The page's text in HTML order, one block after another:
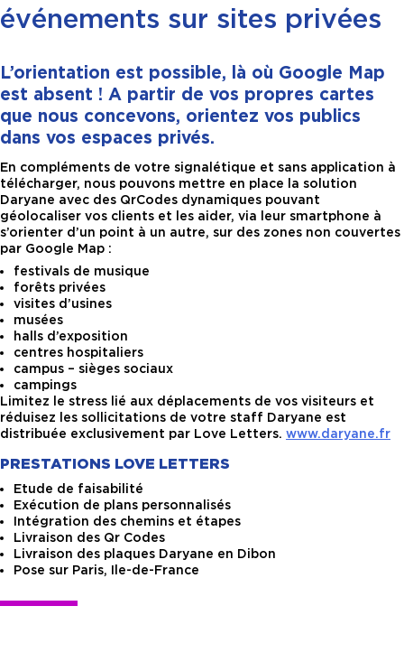
événements sur sites privées
L’orientation est possible, là où Google Map
est absent ! A partir de vos propres cartes
que nous concevons, orientez vos publics
dans vos espaces privés.
En compléments de votre signalétique et sans application à
télécharger, nous pouvons mettre en place la solution
Daryane avec des QrCodes dynamiques pouvant
géolocaliser vos clients et les aider, via leur smartphone à
s’orienter d’un point à un autre, sur des zones non couvertes
par Google Map :
festivals de musique
forêts privées
visites d’usines
musées
halls d’exposition
centres hospitaliers
campus – sièges sociaux
campings
Limitez le stress lié aux déplacements de vos visiteurs et
réduisez les sollicitations de votre staff Daryane est
distribuée exclusivement par Love Letters. www.daryane.fr
PRESTATIONS LOVE LETTERS
Etude de faisabilité
Exécution de plans personnalisés
Intégration des chemins et étapes
Livraison des Qr Codes
Livraison des plaques Daryane en Dibon
Pose sur Paris, Ile-de-France